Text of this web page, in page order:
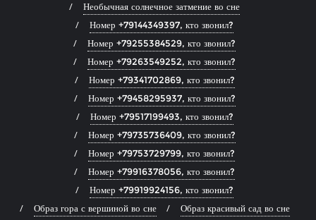
Необычная солнечное затмение во сне
Номер +79144349397, кто звонил?
Номер +79255384529, кто звонил?
Номер +79263549252, кто звонил?
Номер +79341702869, кто звонил?
Номер +79458295937, кто звонил?
Номер +79517199493, кто звонил?
Номер +79735736409, кто звонил?
Номер +79753729799, кто звонил?
Номер +79916378056, кто звонил?
Номер +79919924156, кто звонил?
Образ гора с вершиной во сне
Образ красивый сад во сне